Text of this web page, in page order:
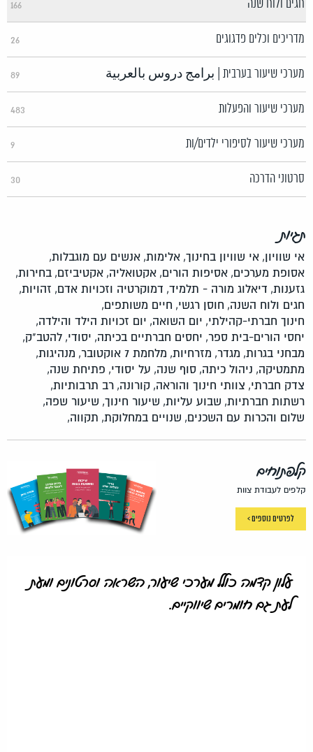
חגים ולוח שנה 166
מדריכים וכלים פדגוגים 26
מערכי שיעור בערבית | برامج دروس بالعربية 89
מערכי שיעור והפעלות 483
מערכי שיעור לסיפורי ילדים/ות 9
סרטוני הדרכה 30
תגיות
אי שוויון, אי שוויון בחינוך, אלימות, אנשים עם מוגבלות,
אסופת מערכים, אסיפות הורים, אקטואליה, אקטיביזם, בחירות,
גזענות, דיאלוג מורה - תלמיד, דמוקרטיה וזכויות אדם, זהויות,
חגים ולוח השנה, חוסן רגשי, חיים משותפים,
חינוך חברתי-קהילתי, יום השואה, יום זכויות הילד והילדה,
יחסי הורים-בית ספר, יחסים חברתיים בכיתה, יסודי, להטב"ק,
מבחני בגרות, מגדר, מזרחיות, מלחמת 7 אוקטובר,
מנהיגות,
מתמטיקה, ניהול כיתה, סוף שנה, על יסודי, פתיחת שנה,
צדק חברתי, צוותי חינוך והוראה, קורונה, רב תרבותיות,
רשתות חברתיות, שבוע עליות, שיעור חינוך, שיעור שפה,
שלום והכרות עם השכנים, שנויים במחלוקת, תקווה,
קלפתוחים
קלפים לעבודת צוות
לפרטים נוספים >
עלון קדמה כולל מערכי שיעור, השראה וסרטונים ומעת
לעת גם חומרים שיווקיים.